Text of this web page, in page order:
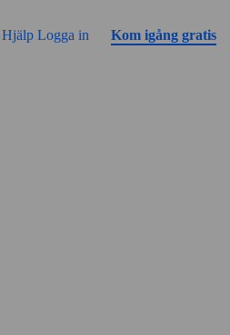
Hjälp Logga in Kom igång gratis